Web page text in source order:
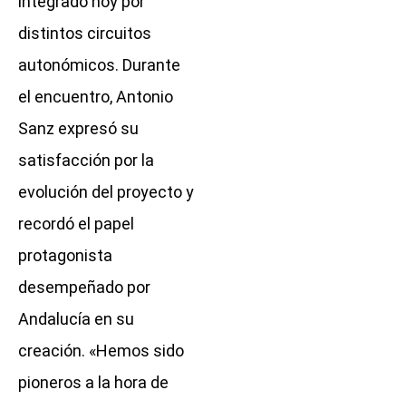
distintos circuitos
autonómicos. Durante
el encuentro, Antonio
Sanz expresó su
satisfacción por la
evolución del proyecto y
recordó el papel
protagonista
desempeñado por
Andalucía en su
creación. «Hemos sido
pioneros a la hora de